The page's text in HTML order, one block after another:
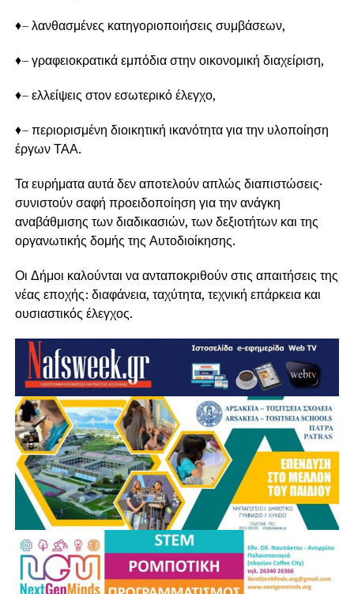
♦– λανθασμένες κατηγοριοποιήσεις συμβάσεων,
♦– γραφειοκρατικά εμπόδια στην οικονομική διαχείριση,
♦– ελλείψεις στον εσωτερικό έλεγχο,
♦– περιορισμένη διοικητική ικανότητα για την υλοποίηση
έργων ΤΑΑ.
Τα ευρήματα αυτά δεν αποτελούν απλώς διαπιστώσεις·
συνιστούν σαφή προειδοποίηση για την ανάγκη
αναβάθμισης των διαδικασιών, των δεξιοτήτων και της
οργανωτικής δομής της Αυτοδιοίκησης.
Οι Δήμοι καλούνται να ανταποκριθούν στις απαιτήσεις της
νέας εποχής: διαφάνεια, ταχύτητα, τεχνική επάρκεια και
ουσιαστικός έλεγχος.